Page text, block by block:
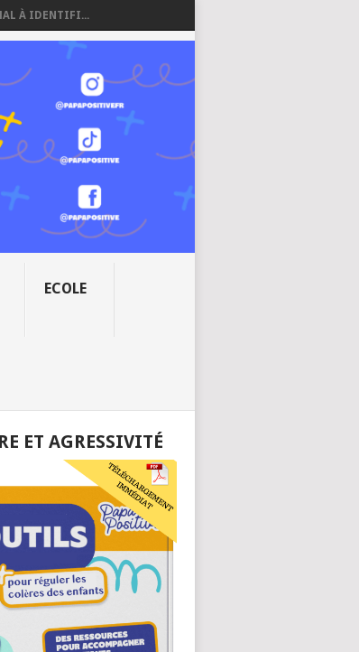
À IDENTIFI...
ECOLE
ET AGRESSIVITÉ